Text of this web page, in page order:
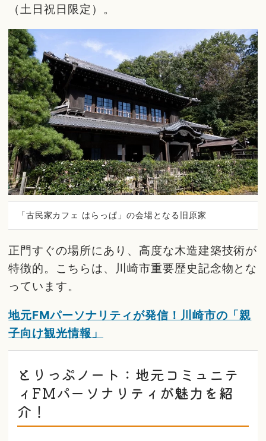
（土日祝日限定）。
「古民家カフェ はらっぱ」の会場となる旧原家
正門すぐの場所にあり、高度な木造建築技術が
特徴的。こちらは、川崎市重要歴史記念物とな
っています。
地元FMパーソナリティが発信！川崎市の「親
子向け観光情報」
とりっぷノート：地元コミュニテ
ィFMパーソナリティが魅力を紹
介！